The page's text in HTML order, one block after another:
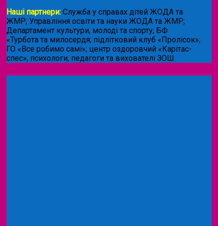
Наші партнери: Служба у справах дітей ЖОДА та
ЖМР; Управління освіти та науки ЖОДА та ЖМР;
Департамент культури, молоді та спорту; БФ
«Турбота та милосердя; підлітковий клуб «Пролісок»;
ГО «Все робимо самі»; центр оздоровчий «Карітас-
спес»; психологи, педагоги та вихователі ЗОШ.